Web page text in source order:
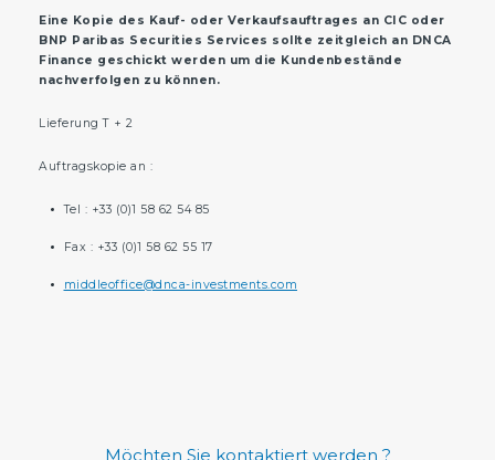
Eine Kopie des Kauf- oder Verkaufsauftrages an CIC oder
BNP Paribas Securities Services sollte zeitgleich an DNCA
Finance geschickt werden um die Kundenbestände
nachverfolgen zu können.
Lieferung T + 2
Auftragskopie an :
Tel : +33 (0)1 58 62 54 85
Fax : +33 (0)1 58 62 55 17
middleoffice@dnca-investments.com
Möchten Sie kontaktiert werden ?